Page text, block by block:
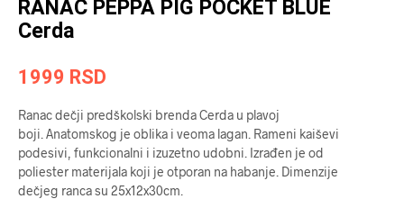
RANAC PEPPA PIG POCKET BLUE
Cerda
1999 RSD
Ranac dečji predškolski brenda Cerda u plavoj
boji. Anatomskog je oblika i veoma lagan. Rameni kaiševi
podesivi, funkcionalni i izuzetno udobni. Izrađen je od
poliester materijala koji je otporan na habanje. Dimenzije
dečjeg ranca su 25x12x30cm.